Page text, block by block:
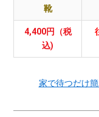
靴
4,400円（税
込)
家で待つだけ